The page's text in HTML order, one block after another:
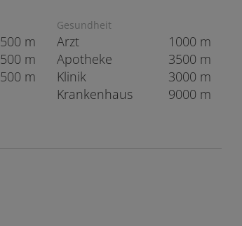
500 m
500 m
m
Gesundheit
Arzt
1000 m
Apotheke
3500 m
Klinik
3000 m
Krankenhaus
9000 m